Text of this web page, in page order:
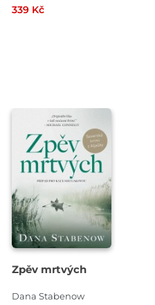
339 Kč
Zpěv mrtvých
Dana Stabenow